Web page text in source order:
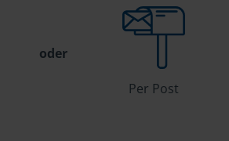
oder
Per Post